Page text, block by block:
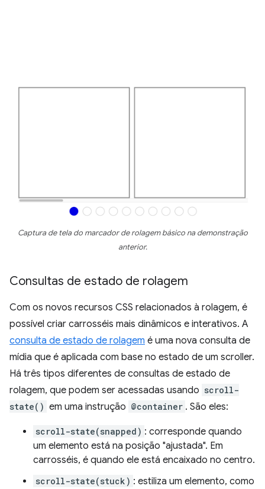
Captura de tela do marcador de rolagem básico na demonstração
anterior.
Consultas de estado de rolagem
Com os novos recursos CSS relacionados à rolagem, é
possível criar carrosséis mais dinâmicos e interativos. A
consulta de estado de rolagem é uma nova consulta de
mídia que é aplicada com base no estado de um scroller.
Há três tipos diferentes de consultas de estado de
rolagem, que podem ser acessadas usando scroll-
state() em uma instrução @container . São eles:
scroll-state(snapped) : corresponde quando
um elemento está na posição "ajustada". Em
carrosséis, é quando ele está encaixado no centro.
scroll-state(stuck) : estiliza um elemento, como